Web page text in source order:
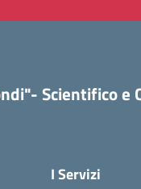
Scientifico e
I Servizi